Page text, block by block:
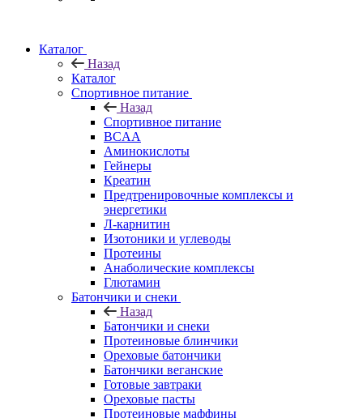
Каталог
Назад
Каталог
Спортивное питание
Назад
Спортивное питание
BCAA
Аминокислоты
Гейнеры
Креатин
Предтренировочные комплексы и
энергетики
Л-карнитин
Изотоники и углеводы
Протеины
Анаболические комплексы
Глютамин
Батончики и снеки
Назад
Батончики и снеки
Протеиновые блинчики
Ореховые батончики
Батончики веганские
Готовые завтраки
Ореховые пасты
Протеиновые маффины